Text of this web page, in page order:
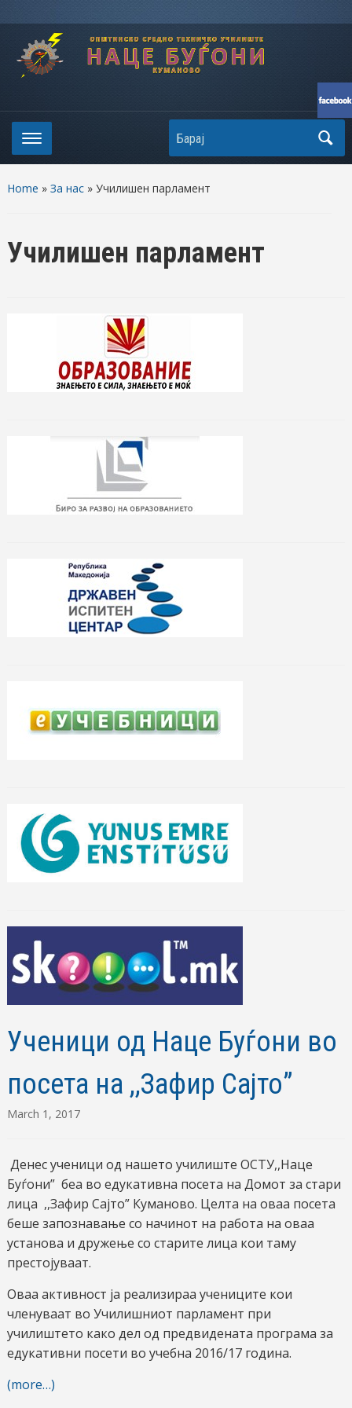
Search
Home » За нас» Училишен парламент
Училишен парламент
Ученици од Наце Буѓони во
посета на ,,Зафир Сајто”
March 1, 2017
Денес ученици од нашето училиште ОСТУ,,Наце
Буѓони” беа во едукативна посета на Домот за стари
лица ,,Зафир Сајто” Куманово. Целта на оваа посета
беше запознавање со начинот на работа на оваа
установа и дружење со старите лица кои таму
престојуваат.
Оваа активност ја реализираа учениците кои
членуваат во Училишниот парламент при
училиштето како дел од предвидената програма за
едукативни посети во учебна 2016/17 година.
(more…)